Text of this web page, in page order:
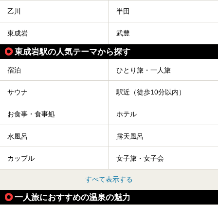
乙川 半田
東成岩 武豊
東成岩駅の人気テーマから探す
宿泊 ひとり旅・一人旅
サウナ 駅近（徒歩10分以内）
お食事・食事処 ホテル
水風呂 露天風呂
カップル 女子旅・女子会
すべて表示する
一人旅におすすめの温泉の魅力